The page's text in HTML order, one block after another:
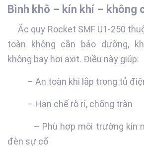
Bình khô – kín khí – không
Ắc quy Rocket SMF U1-250
toàn không cần bảo dưỡng,
không bay hơi axit. Điều này giúp:
– An toàn khi lắp trong tủ
– Hạn chế rò rỉ, chống tràn
– Phù hợp môi trường kín
đèn sự cố